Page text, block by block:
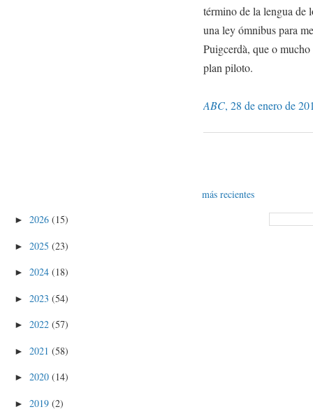
término de la lengua de
una ley ómnibus para
Puigcerdà, que o
plan piloto.
ABC, 28 de enero de
más recientes
► 2026 (15)
► 2025 (23)
► 2024 (18)
► 2023 (54)
► 2022 (57)
► 2021 (58)
► 2020 (14)
► 2019 (2)